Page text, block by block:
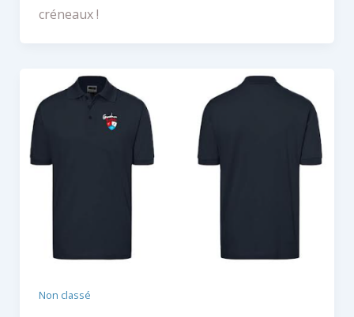
créneaux !
Non classé